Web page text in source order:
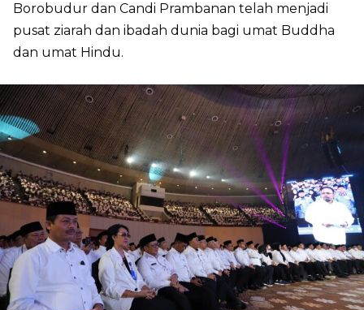
Borobudur dan Candi Prambanan telah menjadi
pusat ziarah dan ibadah dunia bagi umat Buddha
dan umat Hindu.